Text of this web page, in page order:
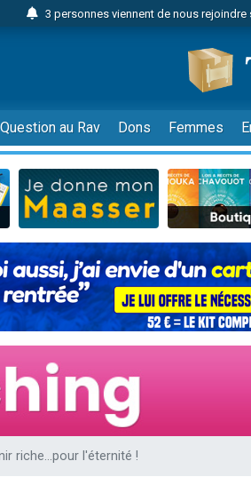
3 personnes viennent de nous
3 personnes viennent de faire un
3 personnes viennent de faire un
2 personnes viennent de nous rejoindre
13 personnes viennent de demander
30 personnes viennent de faire un
Il reste 49 places pour étudier en
12 nouvelles musiques dans Torah-
3 personnes viennent de nous rejoindre
2 personnes viennent de nous
2 nouvelles musiques dans Torah-
3 personnes viennent de nous rejoindre
Nouvelle émission radio : Visions de
61 personnes viennent de demander
Il reste 49 places pour étudier en
Ariel vient de donner son Maasser
Question au Rav Dons Femmes
riche...pour l'éternité !